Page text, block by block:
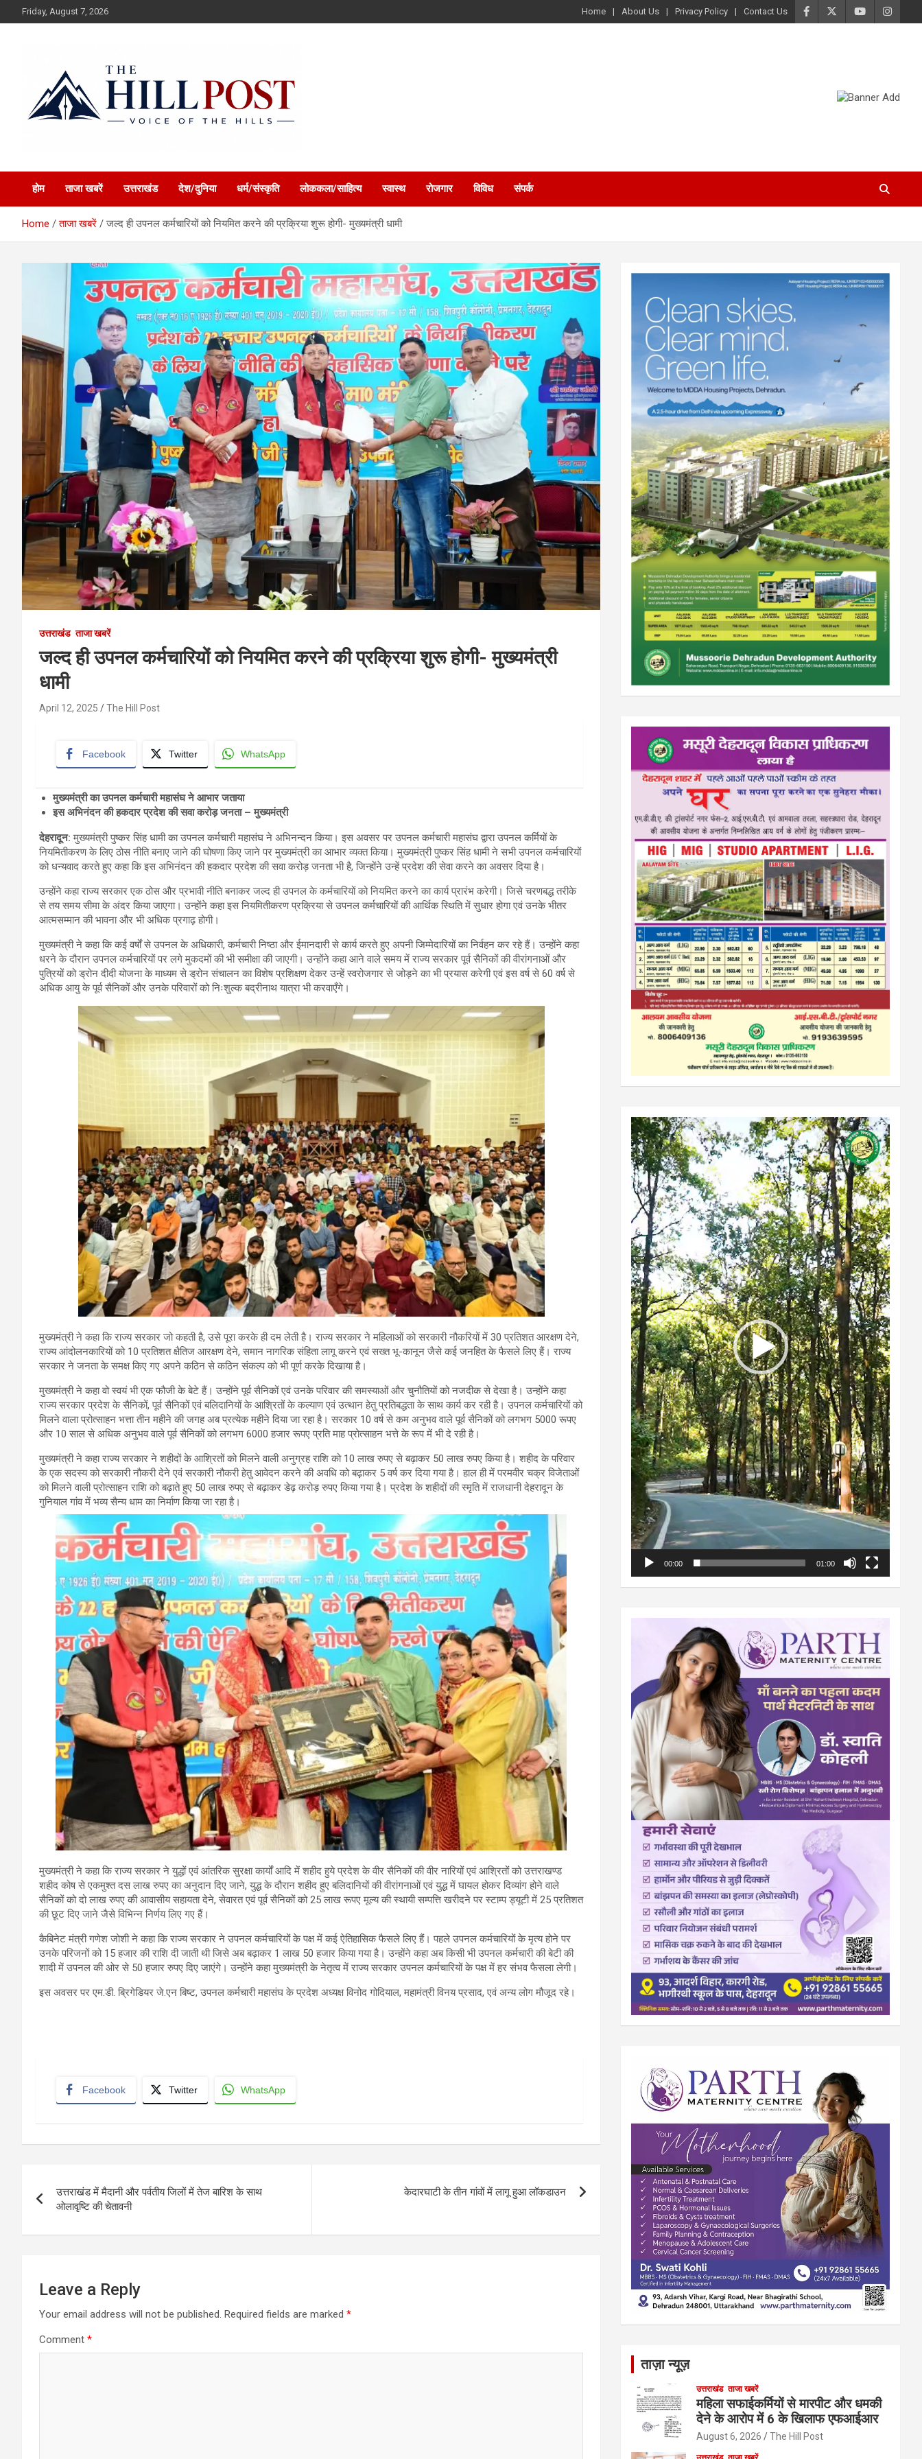
to
Friday, August 7, 2026 Home About Us Privacy Policy Contact Us
The Hillpost
होम ताजा खबरें उत्तराखंड देश/दुनिया धर्म/संस्कृति लोककला/साहित्य स्वास्थ रोजगार विविध संपर्क
Home ताजा खबरें जल्द ही उपनल कर्मचारियों को नियमित करने की प्रक्रिया शुरू होगी- मुख्यमंत्री धामी
उत्तराखंड ताजा खबरें
जल्द ही उपनल कर्मचारियों को नियमित करने की प्रक्रिया शुरू होगी- मुख्यमंत्री
धामी
April 12, 2025 The Hill Post
Facebook Twitter WhatsApp
मुख्यमंत्री का उपनल कर्मचारी महासंघ ने आभार जताया
इस अभिनंदन की हकदार प्रदेश की सवा करोड़ जनता – मुख्यमंत्री
देहरादून: मुख्यमंत्री पुष्कर सिंह धामी का उपनल कर्मचारी महासंघ ने अभिनन्दन किया। इस अवसर पर उपनल कर्मचारी महासंघ द्वारा उपनल कर्मियों के
नियमितीकरण के लिए ठोस नीति बनाए जाने की घोषणा किए जाने पर मुख्यमंत्री का आभार व्यक्त किया। मुख्यमंत्री पुष्कर सिंह धामी ने सभी उपनल कर्मचारियों
को धन्यवाद करते हुए कहा कि इस अभिनंदन की हकदार प्रदेश की सवा करोड़ जनता भी है, जिन्होंने उन्हें प्रदेश की सेवा करने का अवसर दिया है।
उन्होंने कहा राज्य सरकार एक ठोस और प्रभावी नीति बनाकर जल्द ही उपनल के कर्मचारियों को नियमित करने का कार्य प्रारंभ करेगी। जिसे चरणबद्ध तरीके
से तय समय सीमा के अंदर किया जाएगा। उन्होंने कहा इस नियमितीकरण प्रक्रिया से उपनल कर्मचारियों की आर्थिक स्थिति में सुधार होगा एवं उनके भीतर
आत्मसम्मान की भावना और भी अधिक प्रगाढ़ होगी।
मुख्यमंत्री ने कहा कि कई वर्षों से उपनल के अधिकारी, कर्मचारी निष्ठा और ईमानदारी से कार्य करते हुए अपनी जिम्मेदारियों का निर्वहन कर रहे हैं। उन्होंने कहा
धरने के दौरान उपनल कर्मचारियों पर लगे मुकदमों की भी समीक्षा की जाएगी। उन्होंने कहा आने वाले समय में राज्य सरकार पूर्व सैनिकों की वीरांगनाओं और
पुत्रियों को ड्रोन दीदी योजना के माध्यम से ड्रोन संचालन का विशेष प्रशिक्षण देकर उन्हें स्वरोजगार से जोड़ने का भी प्रयास करेगी एवं इस वर्ष से 60 वर्ष से
अधिक आयु के पूर्व सैनिकों और उनके परिवारों को निःशुल्क बद्रीनाथ यात्रा भी करवाएँगे।
मुख्यमंत्री ने कहा कि राज्य सरकार जो कहती है, उसे पूरा करके ही दम लेती है। राज्य सरकार ने महिलाओं को सरकारी नौकरियों में 30 प्रतिशत आरक्षण देने,
राज्य आंदोलनकारियों को 10 प्रतिशत क्षैतिज आरक्षण देने, समान नागरिक संहिता लागू करने एवं सख्त भू-कानून जैसे कई जनहित के फैसले लिए हैं। राज्य
सरकार ने जनता के समक्ष किए गए अपने कठिन से कठिन संकल्प को भी पूर्ण करके दिखाया है।
मुख्यमंत्री ने कहा वो स्वयं भी एक फौजी के बेटे हैं। उन्होंने पूर्व सैनिकों एवं उनके परिवार की समस्याओं और चुनौतियों को नजदीक से देखा है। उन्होंने कहा
राज्य सरकार प्रदेश के सैनिकों, पूर्व सैनिकों एवं बलिदानियों के आश्रितों के कल्याण एवं उत्थान हेतु प्रतिबद्धता के साथ कार्य कर रही है। उपनल कर्मचारियों को
मिलने वाला प्रोत्साहन भत्ता तीन महीने की जगह अब प्रत्येक महीने दिया जा रहा है। सरकार 10 वर्ष से कम अनुभव वाले पूर्व सैनिकों को लगभग 5000 रूपए
और 10 साल से अधिक अनुभव वाले पूर्व सैनिकों को लगभग 6000 हजार रूपए प्रति माह प्रोत्साहन भत्ते के रूप में भी दे रही है।
मुख्यमंत्री ने कहा राज्य सरकार ने शहीदों के आश्रितों को मिलने वाली अनुग्रह राशि को 10 लाख रुपए से बढ़ाकर 50 लाख रुपए किया है। शहीद के परिवार
के एक सदस्य को सरकारी नौकरी देने एवं सरकारी नौकरी हेतु आवेदन करने की अवधि को बढ़ाकर 5 वर्ष कर दिया गया है। हाल ही में परमवीर चक्र विजेताओं
को मिलने वाली प्रोत्साहन राशि को बढ़ाते हुए 50 लाख रुपए से बढ़ाकर डेढ़ करोड़ रुपए किया गया है। प्रदेश के शहीदों की स्मृति में राजधानी देहरादून के
गुनियाल गांव में भव्य सैन्य धाम का निर्माण किया जा रहा है।
मुख्यमंत्री ने कहा कि राज्य सरकार ने युद्धों एवं आंतरिक सुरक्षा कार्यों आदि में शहीद हुये प्रदेश के वीर सैनिकों की वीर नारियों एवं आश्रितों को उत्तराखण्ड
शहीद कोष से एकमुश्त दस लाख रुपए का अनुदान दिए जाने, युद्ध के दौरान शहीद हुए बलिदानियों की वीरांगनाओं एवं युद्ध में घायल होकर दिव्यांग होने वाले
सैनिकों को दो लाख रुपए की आवासीय सहायता देने, सेवारत एवं पूर्व सैनिकों को 25 लाख रूपए मूल्य की स्थायी सम्पत्ति खरीदने पर स्टाम्प ड्यूटी में 25 प्रतिशत
की छूट दिए जाने जैसे विभिन्न निर्णय लिए गए हैं।
कैबिनेट मंत्री गणेश जोशी ने कहा कि राज्य सरकार ने उपनल कर्मचारियों के पक्ष में कई ऐतिहासिक फैसले लिए हैं। पहले उपनल कर्मचारियों के मृत्य होने पर
उनके परिजनों को 15 हजार की राशि दी जाती थी जिसे अब बढ़ाकर 1 लाख 50 हजार किया गया है। उन्होंने कहा अब किसी भी उपनल कर्मचारी की बेटी की
शादी में उपनल की ओर से 50 हजार रुपए दिए जाएंगे। उन्होंने कहा मुख्यमंत्री के नेतृत्व में राज्य सरकार उपनल कर्मचारियों के पक्ष में हर संभव फैसला लेगी।
इस अवसर पर एम.डी. ब्रिगेडियर जे.एन बिष्ट, उपनल कर्मचारी महासंघ के प्रदेश अध्यक्ष विनोद गोदियाल, महामंत्री विनय प्रसाद, एवं अन्य लोग मौजूद रहे।
Facebook Twitter WhatsApp
navigation
उत्तराखंड में मैदानी और पर्वतीय जिलों में तेज बारिश के साथ
ओलावृष्टि की चेतावनी
केदारघाटी के तीन गांवों में लागू हुआ लॉकडाउन
Leave a Reply
Your email address will not be published. Required fields are marked *
Comment *
Video
Player
00:00 01:00
ताज़ा न्यूज़
उत्तराखंड ताजा खबरें
महिला सफाईकर्मियों से मारपीट और धमकी
देने के आरोप में 6 के खिलाफ एफआईआर
August 6, 2026 The Hill Post